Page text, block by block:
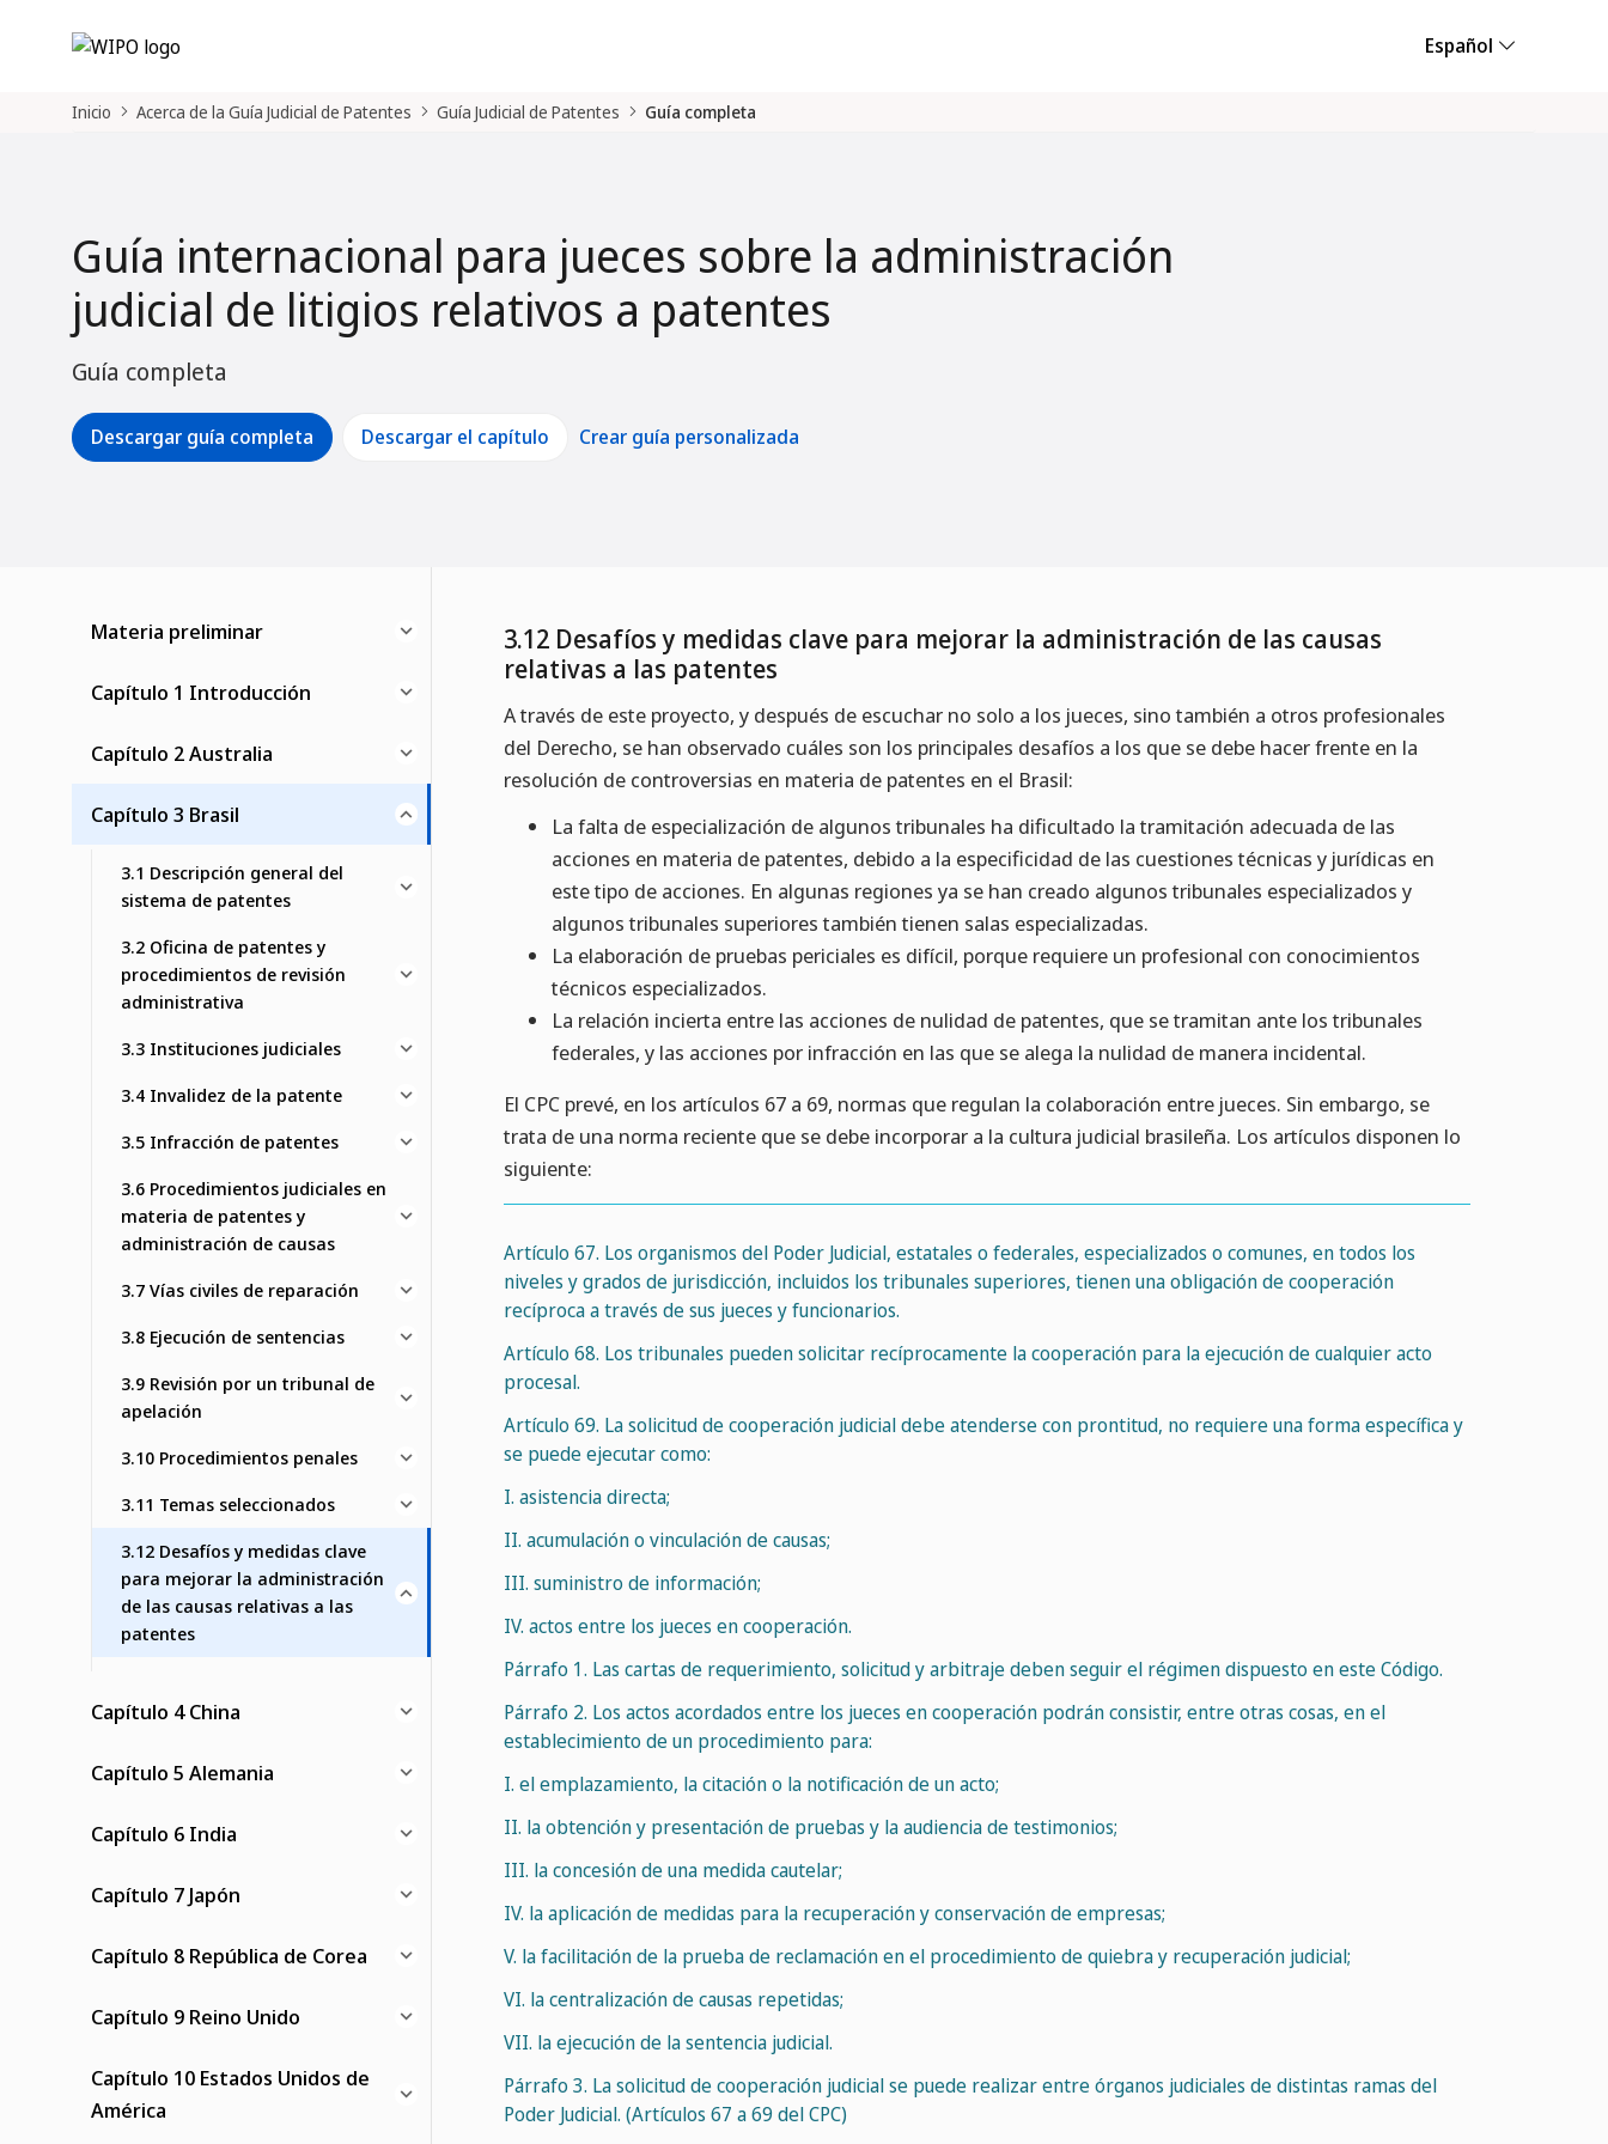
Español
Inicio Acerca de la Guía Judicial de Patentes Guía Judicial de Patentes Guía completa
Guía internacional para jueces sobre la administración
judicial de litigios relativos a patentes
Guía completa
Descargar guía completa Descargar el capítulo Crear guía personalizada
Materia preliminar
Capítulo 1 Introducción
Capítulo 2 Australia
Capítulo 3 Brasil
3.1 Descripción general del
sistema de patentes
3.2 Oficina de patentes y
procedimientos de revisión
administrativa
3.3 Instituciones judiciales
3.4 Invalidez de la patente
3.5 Infracción de patentes
3.6 Procedimientos judiciales en
materia de patentes y
administración de causas
3.7 Vías civiles de reparación
3.8 Ejecución de sentencias
3.9 Revisión por un tribunal de
apelación
3.10 Procedimientos penales
3.11 Temas seleccionados
3.12 Desafíos y medidas clave
para mejorar la administración
de las causas relativas a las
patentes
Capítulo 4 China
Capítulo 5 Alemania
Capítulo 6 India
Capítulo 7 Japón
Capítulo 8 República de Corea
Capítulo 9 Reino Unido
Capítulo 10 Estados Unidos de
América
3.12 Desafíos y medidas clave para mejorar la administración de las causas
relativas a las patentes
A través de este proyecto, y después de escuchar no solo a los jueces, sino también a otros profesionales
del Derecho, se han observado cuáles son los principales desafíos a los que se debe hacer frente en la
resolución de controversias en materia de patentes en el Brasil:
La falta de especialización de algunos tribunales ha dificultado la tramitación adecuada de las
acciones en materia de patentes, debido a la especificidad de las cuestiones técnicas y jurídicas en
este tipo de acciones. En algunas regiones ya se han creado algunos tribunales especializados y
algunos tribunales superiores también tienen salas especializadas.
La elaboración de pruebas periciales es difícil, porque requiere un profesional con conocimientos
técnicos especializados.
La relación incierta entre las acciones de nulidad de patentes, que se tramitan ante los tribunales
federales, y las acciones por infracción en las que se alega la nulidad de manera incidental.
El CPC prevé, en los artículos 67 a 69, normas que regulan la colaboración entre jueces. Sin embargo, se
trata de una norma reciente que se debe incorporar a la cultura judicial brasileña. Los artículos disponen lo
siguiente:
Artículo 67. Los organismos del Poder Judicial, estatales o federales, especializados o comunes, en todos los
niveles y grados de jurisdicción, incluidos los tribunales superiores, tienen una obligación de cooperación
recíproca a través de sus jueces y funcionarios.
Artículo 68. Los tribunales pueden solicitar recíprocamente la cooperación para la ejecución de cualquier acto
procesal.
Artículo 69. La solicitud de cooperación judicial debe atenderse con prontitud, no requiere una forma específica y
se puede ejecutar como:
I. asistencia directa;
II. acumulación o vinculación de causas;
III. suministro de información;
IV. actos entre los jueces en cooperación.
Párrafo 1. Las cartas de requerimiento, solicitud y arbitraje deben seguir el régimen dispuesto en este Código.
Párrafo 2. Los actos acordados entre los jueces en cooperación podrán consistir, entre otras cosas, en el
establecimiento de un procedimiento para:
I. el emplazamiento, la citación o la notificación de un acto;
II. la obtención y presentación de pruebas y la audiencia de testimonios;
III. la concesión de una medida cautelar;
IV. la aplicación de medidas para la recuperación y conservación de empresas;
V. la facilitación de la prueba de reclamación en el procedimiento de quiebra y recuperación judicial;
VI. la centralización de causas repetidas;
VII. la ejecución de la sentencia judicial.
Párrafo 3. La solicitud de cooperación judicial se puede realizar entre órganos judiciales de distintas ramas del
Poder Judicial. (Artículos 67 a 69 del CPC)